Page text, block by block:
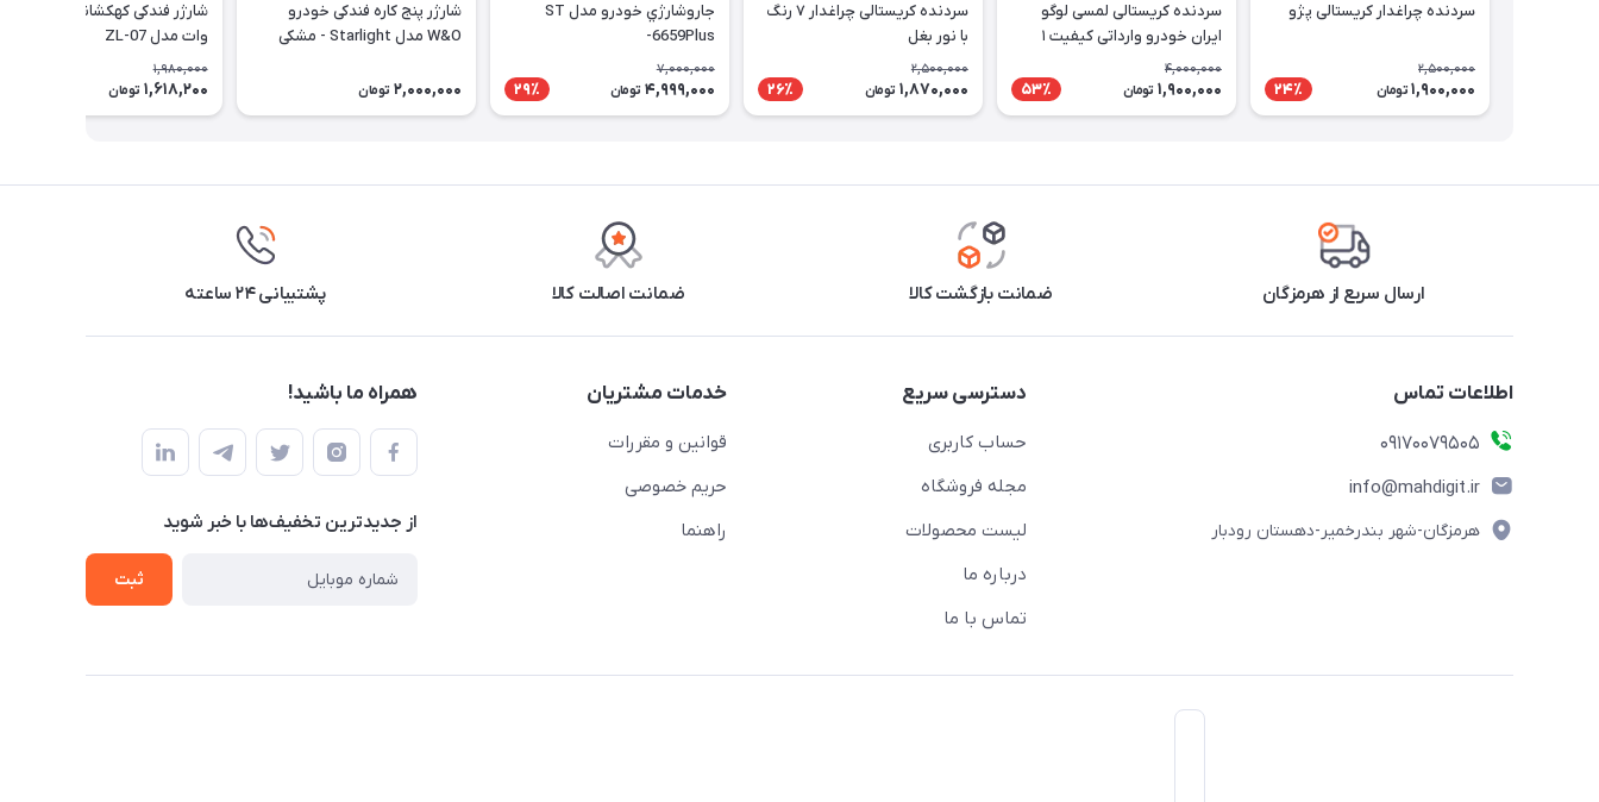
سردنده چراغدار کریستالی پژو
2,500,000
1,900,000 تومان 24٪
سردنده کریستالی لمسی لوگو
ایران خودرو وارداتی کیفیت ۱
4,000,000
1,900,000 تومان 53٪
سردنده کریستالی چراغدار ۷ رنگ
با نور بغل
2,500,000
1,870,000 تومان 26٪
جاروشارژي خودرو مدل ST
-6659Plus
7,000,000
4,999,000 تومان 29٪
شارژر پنج کاره فندکی خودرو
W&O مدل Starlight - مشکی
2,000,000 تومان
وات مدل ZL-07
1,980,000
1,618,200 تومان
ارسال سریع از هرمزگان ضمانت بازگشت کالا ضمانت اصالت کالا پشتیبانی ۲۴ ساعته
اطلاعات تماس
09170079505
info@mahdigit.ir
هرمزگان-شهر بندرخمیر-دهستان رودبار
دسترسی سریع
حساب کاربری
مجله فروشگاه
لیست محصولات
درباره ما
تماس با ما
خدمات مشتریان
قوانین و مقررات
حریم خصوصی
راهنما
همراه ما باشید!
از جدید‌ترین تخفیف‌ها با‌ خبر شوید
ثبت